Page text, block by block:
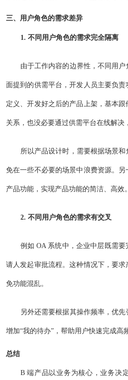
三、用户角色的需求差异
1. 不同用户角色的需求完全隔离
由于工作内容的边界性，不同用
面提到的供需平台，开发人员主要负
定义、开发好之后的产品上架，基本
关系，也没必要通过供需平台在线解决
所以产品设计时，需要根据场景
免在一些不必要的场景中浪费资源。
产品功能，实现产品功能的简洁、高效。
2. 不同用户角色的需求有交叉
例如 OA 系统中，企业中层既需
请人发起审批流程。这种情况下，要
免功能混乱。
另外还需要根据其操作频率，优
增加“我的待办”，帮助用户快速完成高
总结
B 端产品以业务为核心，业务决